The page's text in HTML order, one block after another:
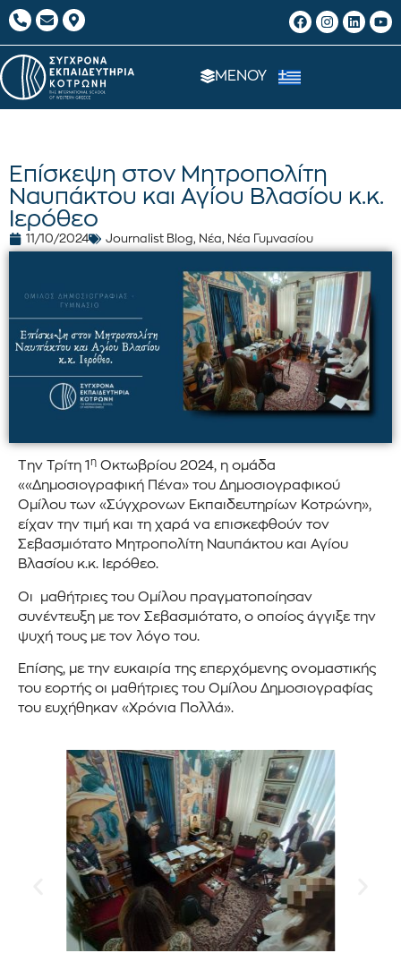
ΜΕΝΟΥ
Επίσκεψη στον Μητροπολίτη
Ναυπάκτου και Αγίου Βλασίου κ.κ.
Ιερόθεο
11/10/2024 Journalist Blog, Νέα, Νέα Γυμνασίου
Την Τρίτη 1 η Οκτωβρίου 2024, η ομάδα
««Δημοσιογραφική Πένα» του Δημοσιογραφικού
Ομίλου των «Σύγχρονων Εκπαιδευτηρίων Κοτρώνη»,
είχαν την τιμή και τη χαρά να επισκεφθούν τον
Σεβασμιότατο Μητροπολίτη Ναυπάκτου και Αγίου
Βλασίου κ.κ. Ιερόθεο.
Οι μαθήτριες του Ομίλου πραγματοποίησαν
συνέντευξη με τον Σεβασμιότατο, ο οποίος άγγιξε την
ψυχή τους με τον λόγο του.
Επίσης, με την ευκαιρία της επερχόμενης ονομαστικής
του εορτής οι μαθήτριες του Ομίλου Δημοσιογραφίας
του ευχήθηκαν «Χρόνια Πολλά».